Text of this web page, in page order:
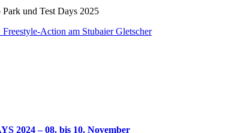
und Test Days 2025
Action am Stubaier Gletscher
2024 – 08. bis 10. November